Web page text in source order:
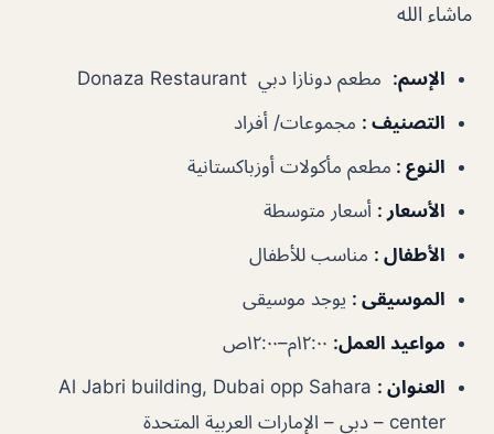
ماشاء الله
الإسم: مطعم دونازا دبي Donaza Restaurant
التصنيف : مجموعات/ أفراد
النوع : مطعم مأكولات أوزباكستانية
الأسعار : أسعار متوسطة
الأطفال : مناسب للأطفال
الموسيقى : يوجد موسيقى
مواعيد العمل: ١٢:٠٠م–١٢:٠٠ص
العنوان :
Al Jabri building, Dubai opp Sahara
center – دبي – الإمارات العربية المتحدة